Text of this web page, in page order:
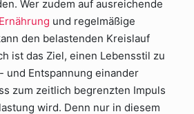
Wer zudem auf ausreichende
und regelmäßige
den belastenden Kreislauf
ist das Ziel, einen Lebensstil zu
und Entspannung einander
zum zeitlich begrenzten Impuls
wird. Denn nur in diesem